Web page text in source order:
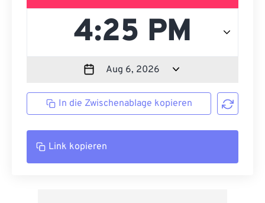
In die Zwischenablage kopieren
Link kopieren